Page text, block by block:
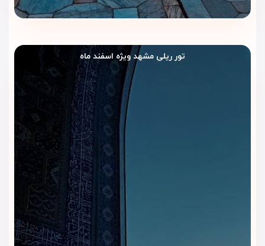
تور ریلی مشهد ویژه اسفند ماه